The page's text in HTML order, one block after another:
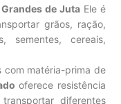
de JutaEle é
grãos, ração,
sementes, cereais,
com matéria-prima de
oferece resistência
diferentes